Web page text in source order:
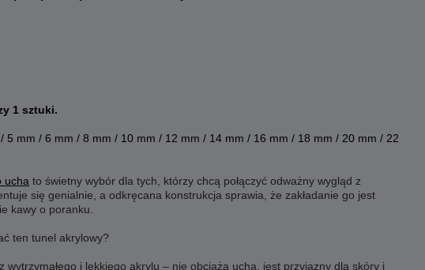
1 sztuki.
5 mm / 6 mm / 8 mm / 10 mm / 12 mm / 14 mm / 16 mm / 18 mm / 20 mm / 22
ucha to świetny wybór dla tych, którzy chcą połączyć odważny wygląd z
się genialnie, a odkręcana konstrukcja sprawia, że zakładanie go jest
kawy o poranku.
ten tunel akrylowy?
wytrzymałego i lekkiego akrylu – nie obciąża ucha, jest przyjazny dla skóry i